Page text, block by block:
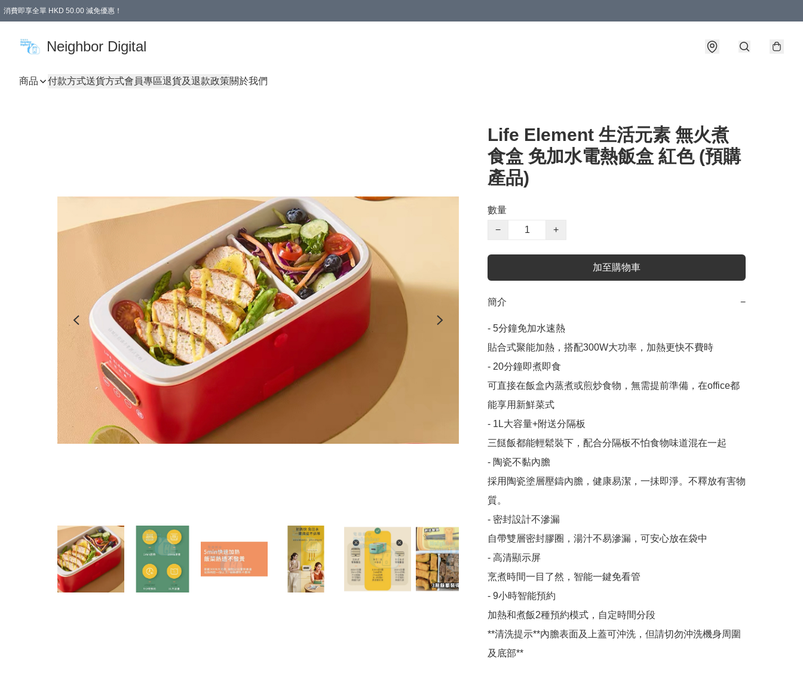
消費即享全單 HKD 50.00 減免優惠！
Neighbor Digital
商品 付款方式送貨方式會員專區退貨及退款政策關於我們
Life Element 生活元素 無火煮
食盒 免加水電熱飯盒 紅色 (預購
產品)
數量
−
+
加至購物車
簡介 −
- 5分鐘免加水速熱
貼合式聚能加熱，搭配300W大功率，加熱更快不費時
- 20分鐘即煮即食
可直接在飯盒內蒸煮或煎炒食物，無需提前準備，在office都
能享用新鮮菜式
- 1L大容量+附送分隔板
三餸飯都能輕鬆裝下，配合分隔板不怕食物味道混在一起
- 陶瓷不黏內膽
採用陶瓷塗層壓鑄內膽，健康易潔，一抺即淨。不釋放有害物
質。
- 密封設計不滲漏
自帶雙層密封膠圈，湯汁不易滲漏，可安心放在袋中
- 高清顯示屏
烹煮時間一目了然，智能一鍵免看管
- 9小時智能預約
加熱和煮飯2種預約模式，自定時間分段
**清洗提示**內膽表面及上蓋可沖洗，但請切勿沖洗機身周圍
及底部**